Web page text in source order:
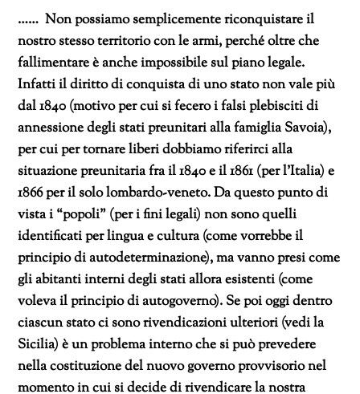
…… Non possiamo semplicemente riconquistare il
nostro stesso territorio con le armi, perché oltre che
fallimentare è anche impossibile sul piano legale.
Infatti il diritto di conquista di uno stato non vale più
dal 1840 (motivo per cui si fecero i falsi plebisciti di
annessione degli stati preunitari alla famiglia Savoia),
per cui per tornare liberi dobbiamo riferirci alla
situazione preunitaria fra il 1840 e il 1861 (per l’Italia) e
1866 per il solo lombardo-veneto. Da questo punto di
vista i “popoli” (per i fini legali) non sono quelli
identificati per lingua e cultura (come vorrebbe il
principio di autodeterminazione), ma vanno presi come
gli abitanti interni degli stati allora esistenti (come
voleva il principio di autogoverno). Se poi oggi dentro
ciascun stato ci sono rivendicazioni ulteriori (vedi la
Sicilia) è un problema interno che si può prevedere
nella costituzione del nuovo governo provvisorio nel
momento in cui si decide di rivendicare la nostra